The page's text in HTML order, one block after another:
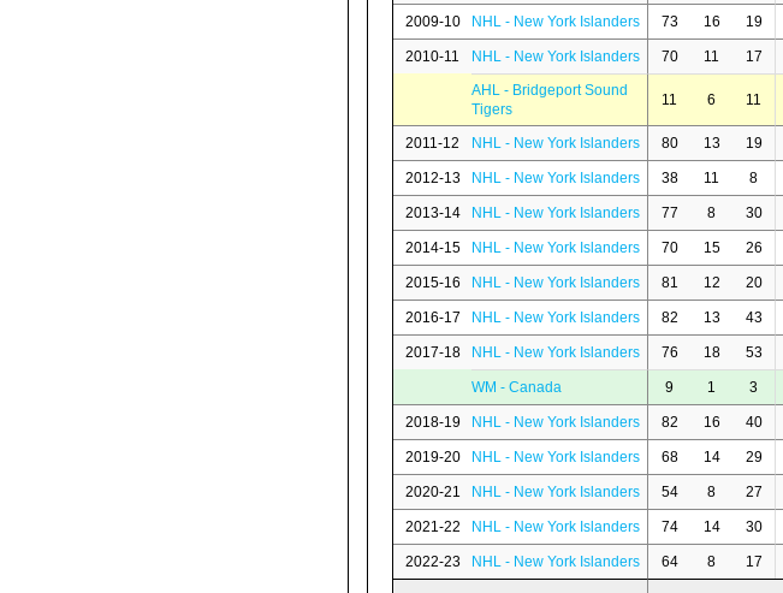
2009-10 NHL - New York Islanders 73 16 19
2010-11 NHL - New York Islanders 70 11 17
AHL - Bridgeport Sound
Tigers
11 6 11
2011-12 NHL - New York Islanders 80 13 19
2012-13 NHL - New York Islanders 38 11 8
2013-14 NHL - New York Islanders 77 8 30
2014-15 NHL - New York Islanders 70 15 26
2015-16 NHL - New York Islanders 81 12 20
2016-17 NHL - New York Islanders 82 13 43
2017-18 NHL - New York Islanders 76 18 53
WM - Canada 9 1 3
2018-19 NHL - New York Islanders 82 16 40
2019-20 NHL - New York Islanders 68 14 29
2020-21 NHL - New York Islanders 54 8 27
2021-22 NHL - New York Islanders 74 14 30
2022-23 NHL - New York Islanders 64 8 17